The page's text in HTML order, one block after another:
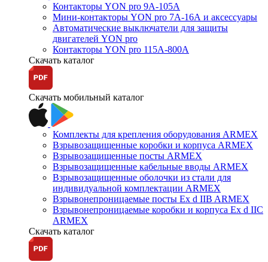
Контакторы YON pro 9А-105А
Мини-контакторы YON pro 7А-16А и аксессуары
Автоматические выключатели для защиты
двигателей YON pro
Контакторы YON pro 115А-800А
Скачать каталог
Скачать мобильный каталог
Комплекты для крепления оборудования ARMEX
Взрывозащищенные коробки и корпуса ARMEX
Взрывозащищенные посты ARMEX
Взрывозащищенные кабельные вводы ARMEX
Взрывозащищенные оболочки из стали для
индивидуальной комплектации ARMEX
Взрывонепроницаемые посты Ex d IIB ARMEX
Взрывонепроницаемые коробки и корпуса Ex d IIС
ARMEX
Скачать каталог